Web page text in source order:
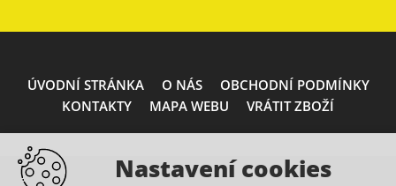
ÚVODNÍ STRÁNKA O NÁS
OBCHODNÍ PODMÍNKY
KONTAKTY
MAPA WEBU VRÁTIT ZBOŽÍ
Nastavení cookies